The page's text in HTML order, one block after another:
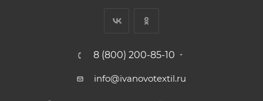
8 (800) 200-85-10
info@ivanovotextil.ru